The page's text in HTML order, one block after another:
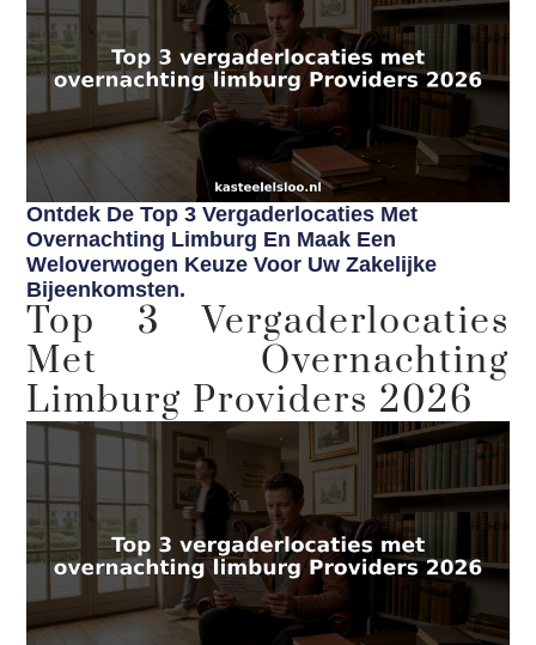
Ontdek De Top 3 Vergaderlocaties Met
Overnachting Limburg En Maak Een
Weloverwogen Keuze Voor Uw Zakelijke
Bijeenkomsten.
Top 3 Vergaderlocaties
Met Overnachting
Limburg Providers 2026